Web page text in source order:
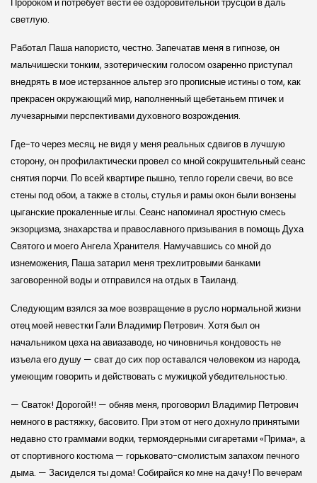
светлую.
Работал Паша напористо, честно. Запечатав меня в гипнозе, он
мальчишески тонким, эзотерическим голосом озаренно приступал
внедрять в мое истерзанное альтер эго прописные истины о том, как
прекрасен окружающий мир, наполненный щебетаньем птичек и
лучезарными перспективами духовного возрождения.
Где-то через месяц, не видя у меня реальных сдвигов в лучшую
сторону, он профилактически провел со мной сокрушительный сеанс
снятия порчи. По всей квартире пышно, тепло горели свечи, во все
стены под обои, а также в столы, стулья и рамы окон были вонзены
цыганские прокаленные иглы. Сеанс напоминал яростную смесь
экзорцизма, знахарства и православного призывания в помощь Духа
Святого и моего Ангела Хранителя. Намучавшись со мной до
изнеможения, Паша затарил меня трехлитровыми банками
заговоренной воды и отправился на отдых в Таиланд.
Следующим взялся за мое возвращение в русло нормальной жизни
отец моей невестки Гали Владимир Петрович. Хотя был он
начальником цеха на авиазаводе, но чиновничья кондовость не
изъела его душу — сват до сих пор оставался человеком из народа,
умеющим говорить и действовать с мужицкой убедительностью.
— Сваток! Дорогой!! — обняв меня, проговорил Владимир Петрович
немного в растяжку, басовито. При этом от него дохнуло принятыми
недавно сто граммами водки, термоядерными сигаретами «Прима», а
от спортивного костюма — горьковато-смолистым запахом печного
дыма. — Засиделся ты дома! Собирайся ко мне на дачу! По вечерам